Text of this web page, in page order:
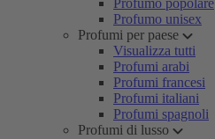
Profumo popolare
Profumo unisex
Profumi per paese
Visualizza tutti
Profumi arabi
Profumi francesi
Profumi italiani
Profumi spagnoli
Profumi di lusso